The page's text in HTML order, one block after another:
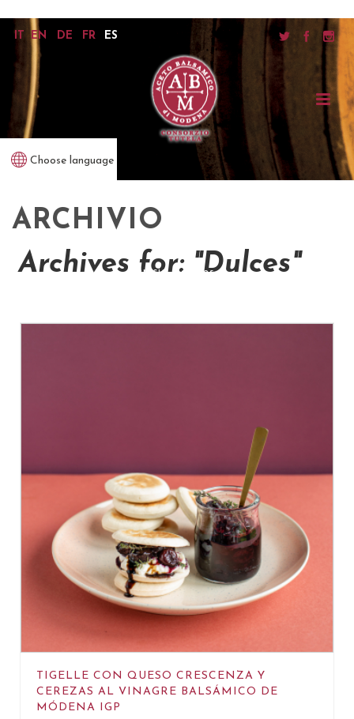
Choose language
inicio/dulces
IT EN DE FR ES
ARCHIVIO
Archives for: "Dulces"
TIGELLE CON QUESO CRESCENZA Y
CEREZAS AL VINAGRE BALSÁMICO DE
MÓDENA IGP